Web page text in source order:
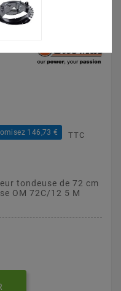
146,73 € TTC
tondeuse de 72 cm
OM 72C/12 5 M